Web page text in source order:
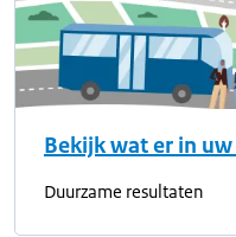
Bekijk wat er in
Duurzame resultaten